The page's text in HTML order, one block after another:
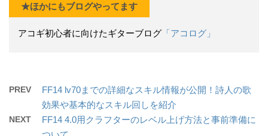
★ほかにもブログやってます
アコギ初心者に向けたギターブログ 「アコログ」
PREV
FF14 lv70までの詳細なスキル情報が公開！詩人の歌
効果や基本的なスキル回しを紹介
NEXT
FF14 4.0用クラフターのレベル上げ方法と事前準備に